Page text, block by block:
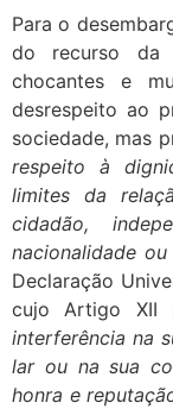
Para o
do recurso da
chocantes e
desrespeito ao
sociedade, mas
respeito à
limites da
cidadão,
nacionalidade
Declaração
cujo Artigo XII
interferência na
lar ou na sua
honra e